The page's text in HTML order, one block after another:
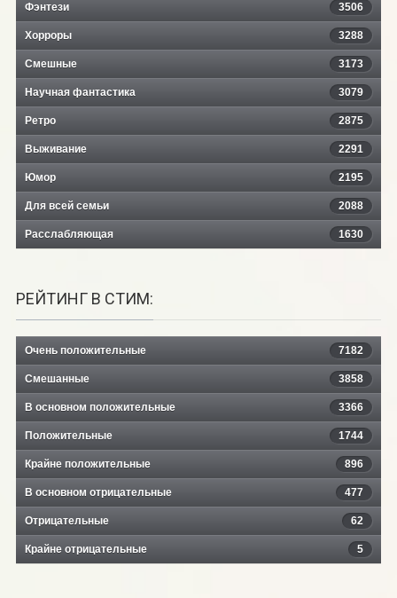
Фэнтези 3506
Хорроры 3288
Смешные 3173
Научная фантастика 3079
Ретро 2875
Выживание 2291
Юмор 2195
Для всей семьи 2088
Расслабляющая 1630
РЕЙТИНГ В СТИМ:
Очень положительные 7182
Смешанные 3858
В основном положительные 3366
Положительные 1744
Крайне положительные 896
В основном отрицательные 477
Отрицательные 62
Крайне отрицательные 5